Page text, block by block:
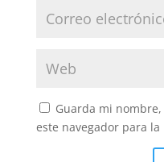
Guarda mi
este navegador para